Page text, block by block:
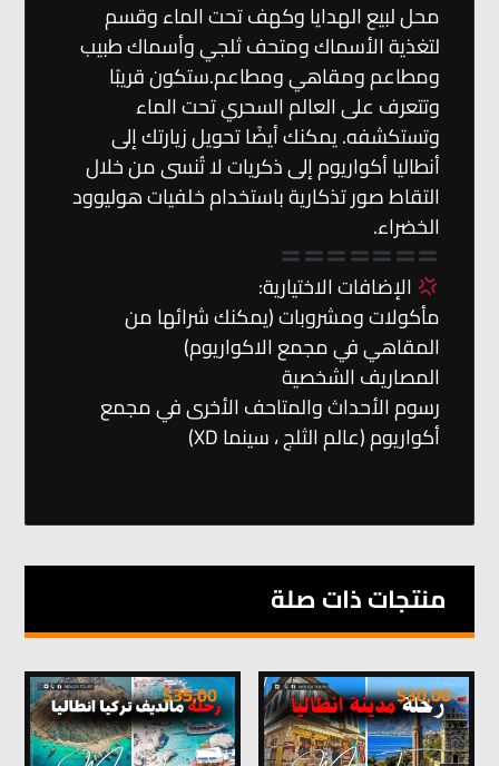
محل لبيع الهدايا وكهف تحت الماء وقسم
لتغذية الأسماك ومتحف ثلجي وأسماك طبيب
ومطاعم ومقاهي ومطاعم.ستكون قريبًا
وتتعرف على العالم السحري تحت الماء
وتستكشفه. يمكنك أيضًا تحويل زيارتك إلى
أنطاليا أكواريوم إلى ذكريات لا تُنسى من خلال
التقاط صور تذكارية باستخدام خلفيات هوليوود
الخضراء.
الإضافات الاختيارية:
مأكولات ومشروبات (يمكنك شرائها من
المقاهي في مجمع الاكواريوم)
المصاريف الشخصية
رسوم الأحداث والمتاحف الأخرى في مجمع
أكواريوم (عالم الثلج ، سينما XD)
منتجات ذات صلة
$30,00
$35,00